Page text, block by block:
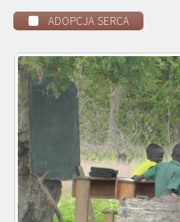
ADOPCJA SERCA